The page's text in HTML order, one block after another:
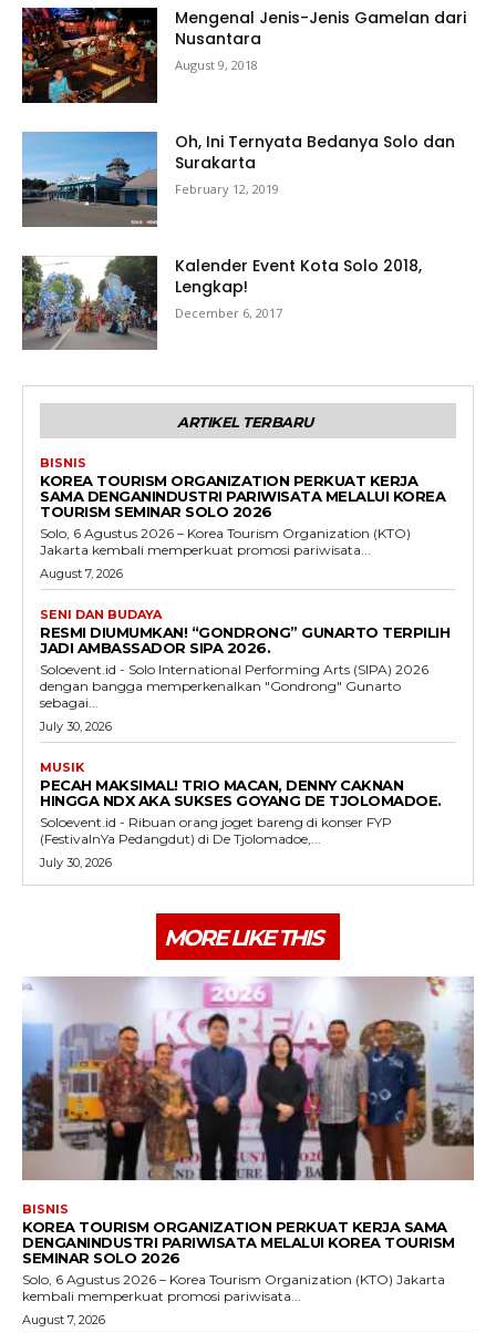
Mengenal Jenis-Jenis Gamelan dari
Nusantara
August 9, 2018
Oh, Ini Ternyata Bedanya Solo dan
Surakarta
February 12, 2019
Kalender Event Kota Solo 2018,
Lengkap!
December 6, 2017
ARTIKEL TERBARU
BISNIS
KOREA TOURISM ORGANIZATION PERKUAT KERJA
SAMA DENGANINDUSTRI PARIWISATA MELALUI KOREA
TOURISM SEMINAR SOLO 2026
Solo, 6 Agustus 2026 – Korea Tourism Organization (KTO)
Jakarta kembali memperkuat promosi pariwisata...
August 7, 2026
SENI DAN BUDAYA
RESMI DIUMUMKAN! “GONDRONG” GUNARTO TERPILIH
JADI AMBASSADOR SIPA 2026.
Soloevent.id - Solo International Performing Arts (SIPA) 2026
dengan bangga memperkenalkan "Gondrong" Gunarto
sebagai...
July 30, 2026
MUSIK
PECAH MAKSIMAL! TRIO MACAN, DENNY CAKNAN
HINGGA NDX AKA SUKSES GOYANG DE TJOLOMADOE.
Soloevent.id - Ribuan orang joget bareng di konser FYP
(FestivalnYa Pedangdut) di De Tjolomadoe,...
July 30, 2026
MORE LIKE THIS
BISNIS
KOREA TOURISM ORGANIZATION PERKUAT KERJA SAMA
DENGANINDUSTRI PARIWISATA MELALUI KOREA TOURISM
SEMINAR SOLO 2026
Solo, 6 Agustus 2026 – Korea Tourism Organization (KTO) Jakarta
kembali memperkuat promosi pariwisata...
August 7, 2026